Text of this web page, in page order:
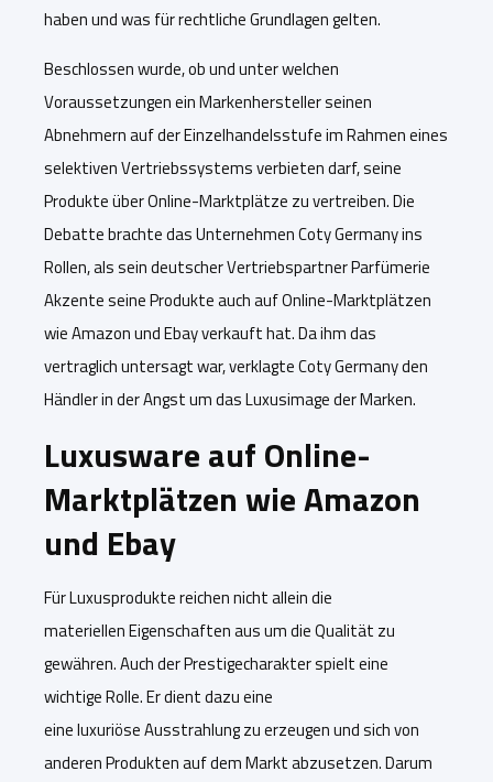
habenund was für rechtliche Grundlagen gelten.
Beschlossen wurde, ob und unter welchen
Voraussetzungen ein Markenhersteller seinen
Abnehmern auf der Einzelhandelsstufe im Rahmen eines
selektiven Vertriebssystems verbieten darf, seine
Produkte über Online-Marktplätze zu vertreiben.Die
Debattebrachtedas UnternehmenCoty Germanyins
Rollen,als seindeutscherVertriebspartner Parfümerie
Akzenteseine Produkteauch auf Online-Marktplätzen
wie Amazon und Ebay verkauft hat. Da ihm das
vertraglich untersagt war, verklagte Coty Germany den
Händler in der Angst um das Luxusimage der Marken.
Luxusware auf Online-
Marktplätzen wie Amazon
und Ebay
FürLuxusproduktereichennicht allein die
materiellenEigenschaftenausum die Qualität zu
gewähren. Auch der Prestigecharakter spielt eine
wichtigeRolle. Er dient dazu eine
eineluxuriöseAusstrahlung zu erzeugen und sich von
anderen Produkten auf dem Markt abzusetzen. Darum